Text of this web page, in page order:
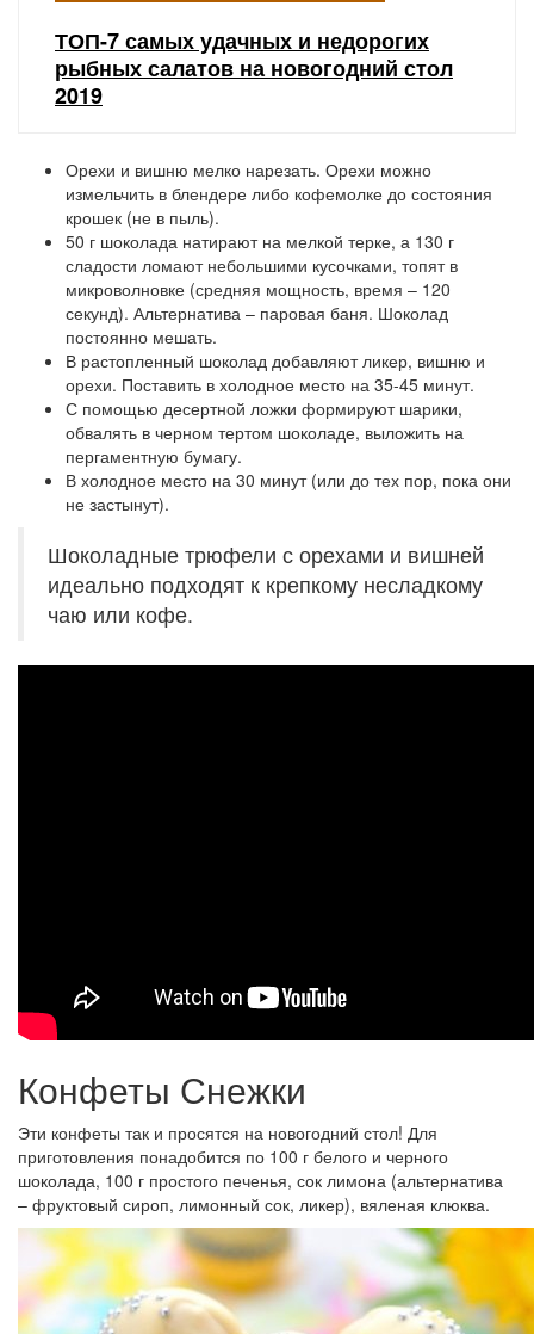
ТОП-7 самых удачных и недорогих
рыбных салатов на новогодний стол
2019
Орехи и вишню мелко нарезать. Орехи можно
измельчить в блендере либо кофемолке до состояния
крошек (не в пыль).
50 г шоколада натирают на мелкой терке, а 130 г
сладости ломают небольшими кусочками, топят в
микроволновке (средняя мощность, время – 120
секунд). Альтернатива – паровая баня. Шоколад
постоянно мешать.
В растопленный шоколад добавляют ликер, вишню и
орехи. Поставить в холодное место на 35-45 минут.
С помощью десертной ложки формируют шарики,
обвалять в черном тертом шоколаде, выложить на
пергаментную бумагу.
В холодное место на 30 минут (или до тех пор, пока они
не застынут).
Шоколадные трюфели с орехами и вишней
идеально подходят к крепкому несладкому
чаю или кофе.
Конфеты Снежки
Эти конфеты так и просятся на новогодний стол! Для
приготовления понадобится по 100 г белого и черного
шоколада, 100 г простого печенья, сок лимона (альтернатива
– фруктовый сироп, лимонный сок, ликер), вяленая клюква.